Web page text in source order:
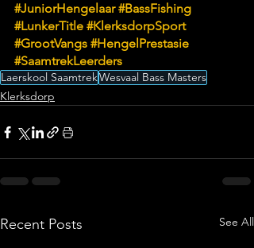
#JuniorHengelaar #BassFishing
#LunkerTitle #KlerksdorpSport
#GrootVangs #HengelPrestasie
#SaamtrekLeerders
Laerskool SaamtrekWesvaal Bass Masters
Klerksdorp
Recent Posts See All